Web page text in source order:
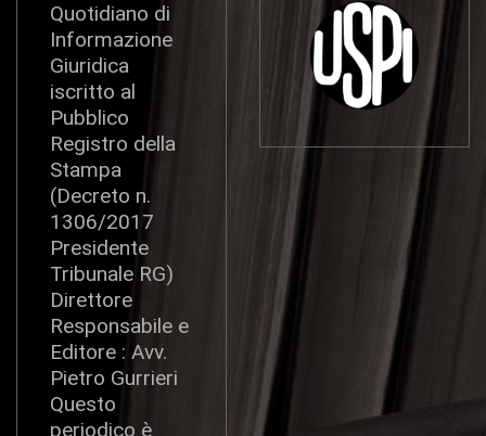
Quotidiano di
Informazione
Giuridica
iscritto al
Pubblico
Registro della
Stampa
(Decreto n.
1306/2017
Presidente
Tribunale RG)
Direttore
Responsabile e
Editore : Avv.
Pietro Gurrieri
Questo
periodico è